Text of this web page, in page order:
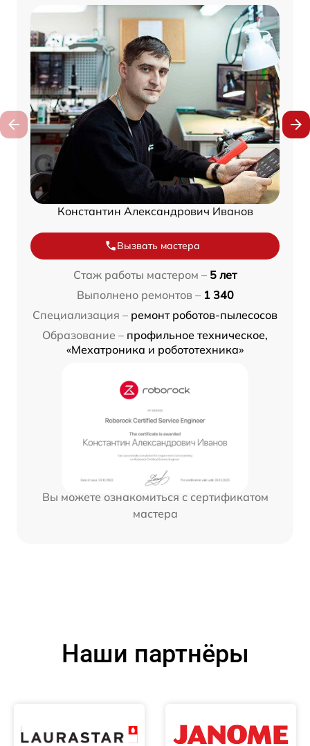
Константин Александрович Иванов
Вызвать мастера
Стаж работы мастером – 5 лет
Выполнено ремонтов – 1 340
Специализация – ремонт роботов-пылесосов
Образование – профильное техническое,
«Мехатроника и робототехника»
Вы можете ознакомиться с сертификатом
мастера
Наши партнёры